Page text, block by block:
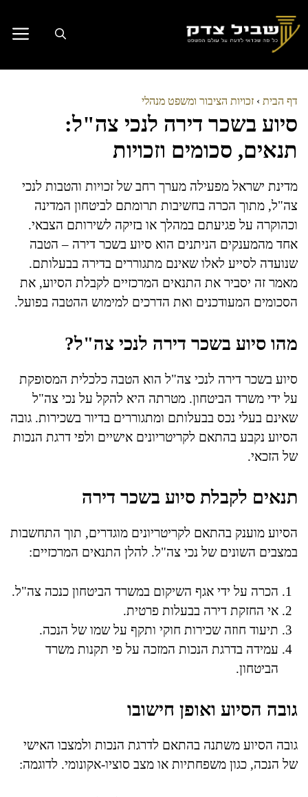
לתוכן
דף הבית › זכויות הציבור ומשפט מנהלי
סיוע בשכר דירה לנכי צה"ל:
תנאים, סכומים וזכויות
מדינת ישראל מפעילה מערך רחב של זכויות והטבות לנכי
צה"ל, מתוך הכרה בחשיבות תרומתם לביטחון המדינה
וכהוקרה על פגיעתם במהלך או בזיקה לשירותם הצבאי.
אחד מהמענקים הניתנים הוא סיוע בשכר דירה – הטבה
שנועדה לסייע לאלו שאינם מתגוררים בדירה בבעלותם.
מאמר זה יסביר את התנאים המרכזיים לקבלת הסיוע, את
הסכומים המעודכנים ואת הדרכים למימוש ההטבה בפועל.
מהו סיוע בשכר דירה לנכי צה"ל?
סיוע בשכר דירה לנכי צה"ל הוא הטבה כלכלית המסופקת
על ידי משרד הביטחון. מטרתה היא להקל על נכי צה"ל
שאינם בעלי נכס בבעלותם ומתגוררים בדיור בשכירות. גובה
הסיוע נקבע בהתאם לקריטריונים אישיים ולפי דרגת הנכות
של הזכאי.
תנאים לקבלת סיוע בשכר דירה
הסיוע מוענק בהתאם לקריטריונים מוגדרים, תוך התחשבות
במצבים השונים של נכי צה"ל. להלן התנאים המרכזיים:
הכרה על ידי אגף השיקום במשרד הביטחון כנכה צה"ל.
אי החזקת דירה בבעלות פרטית.
תיעוד חוזה שכירות חוקי ותקף על שמו של הנכה.
עמידה בדרגת הנכות המזכה על פי תקנות משרד
הביטחון.
גובה הסיוע ואופן חישובו
גובה הסיוע משתנה בהתאם לדרגת הנכות ולמצבו האישי
של הנכה, כגון משפחתיות או מצב סוציו-אקונומי. לדוגמה: